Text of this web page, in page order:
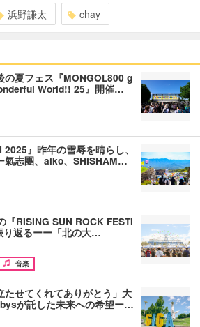
浜野謙太 chay
の夏フェス『MONGOL800 g
World!! 25』開催…
』昨年の雪辱を晴らし、
氣志團、aiko、SHISHAM…
『RISING SUN ROCK FESTI
り返るーー「北の大…
音楽
たせてくれてありがとう」大
が託した未来への希望ー…